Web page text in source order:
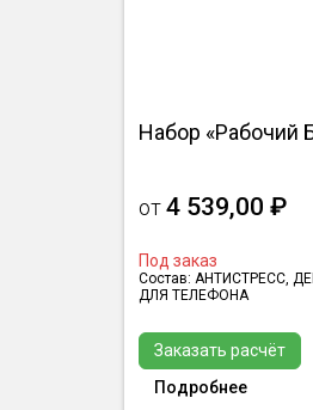
Набор «Рабочий
от4 539,00 ₽
Под заказ
Состав: АНТИСТРЕСС,
ДЛЯ ТЕЛЕФОНА
Заказать расчёт
Подробнее